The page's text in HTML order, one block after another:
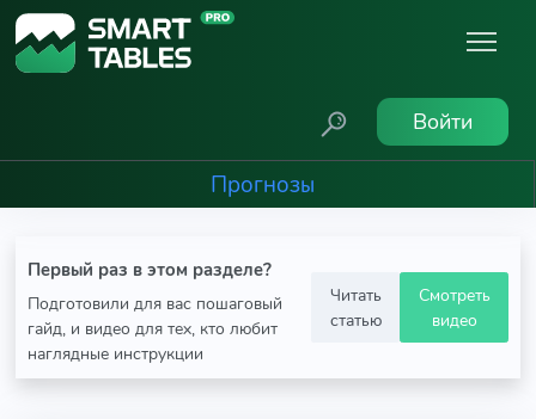
Войти
Прогнозы
Первый раз в этом разделе?
Подготовили для вас пошаговый
гайд, и видео для тех, кто любит
наглядные инструкции
Читать
статью
Смотреть
видео